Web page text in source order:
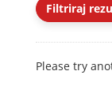
Filtriraj
Please try